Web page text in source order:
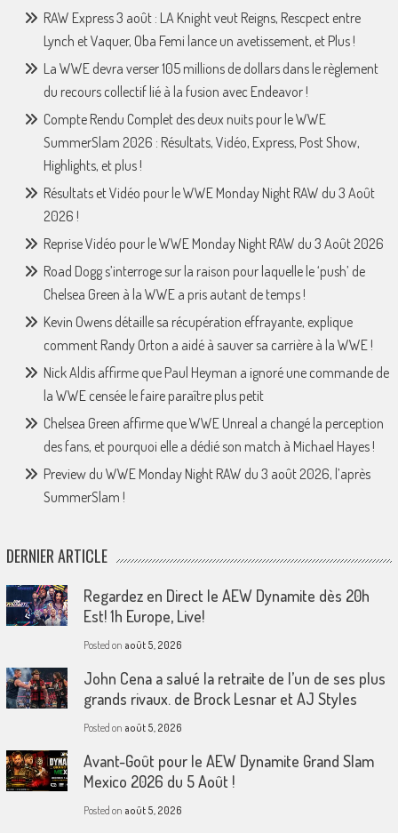
RAW Express 3 août : LA Knight veut Reigns, Rescpect entre
Lynch et Vaquer, Oba Femi lance un avetissement, et Plus !
La WWE devra verser 105 millions de dollars dans le règlement
du recours collectif lié à la fusion avec Endeavor !
Compte Rendu Complet des deux nuits pour le WWE
SummerSlam 2026 : Résultats, Vidéo, Express, Post Show,
Highlights, et plus !
Résultats et Vidéo pour le WWE Monday Night RAW du 3 Août
2026 !
Reprise Vidéo pour le WWE Monday Night RAW du 3 Août 2026
Road Dogg s’interroge sur la raison pour laquelle le ‘push’ de
Chelsea Green à la WWE a pris autant de temps !
Kevin Owens détaille sa récupération effrayante, explique
comment Randy Orton a aidé à sauver sa carrière à la WWE !
Nick Aldis affirme que Paul Heyman a ignoré une commande de
la WWE censée le faire paraître plus petit
Chelsea Green affirme que WWE Unreal a changé la perception
des fans, et pourquoi elle a dédié son match à Michael Hayes !
Preview du WWE Monday Night RAW du 3 août 2026, l’après
SummerSlam !
DERNIER ARTICLE
Regardez en Direct le AEW Dynamite dès 20h
Est! 1h Europe, Live!
Posted on août 5, 2026
John Cena a salué la retraite de l’un de ses plus
grands rivaux. de Brock Lesnar et AJ Styles
Posted on août 5, 2026
Avant-Goût pour le AEW Dynamite Grand Slam
Mexico 2026 du 5 Août !
Posted on août 5, 2026